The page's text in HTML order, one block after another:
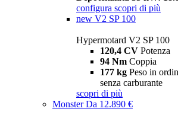
configura scopri di più
new V2 SP 100
Hypermotard V2 SP 100
120,4 CV Potenza
94 Nm Coppia
177 kg Peso in
senza carburante
scopri di più
MonsterDa 12.890 €